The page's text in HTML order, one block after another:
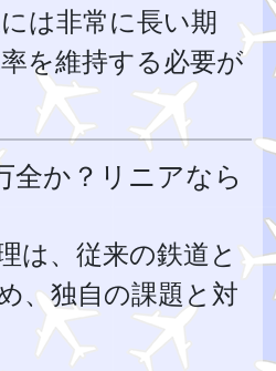
は非常に長い期
を維持する必要が
全か？リニアなら
は、従来の鉄道と
、独自の課題と対